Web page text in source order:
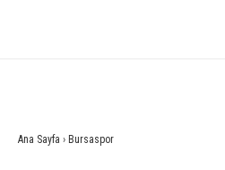
Ana Sayfa › Bursaspor